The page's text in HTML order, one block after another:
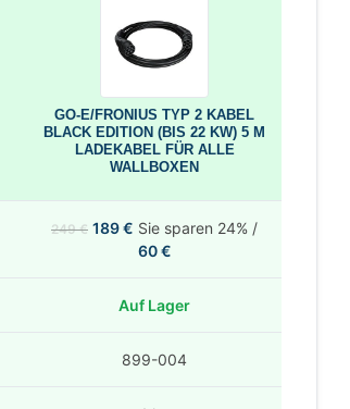
GO-E/FRONIUS TYP 2 KABEL
BLACK EDITION (BIS 22 KW) 5 M
LADEKABEL FÜR ALLE
WALLBOXEN
249€ 189€ Sie sparen 24% /
60€
Auf Lager
899-004